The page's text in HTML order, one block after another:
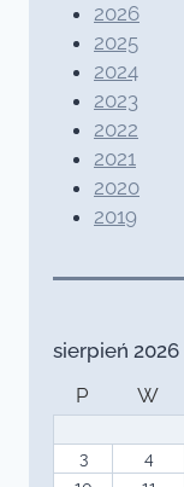
2026
2025
2024
2023
2022
2021
2020
2019
sierpień 2026
P
W
3
4